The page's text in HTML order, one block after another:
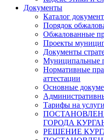
Документы
Каталог
Порядок
Обжалованные
Проекты
Документы
Муниципальные
Нормативные
аттестации
Основные
Тарифы на
ГОРОДА
РЕШЕНИЕ